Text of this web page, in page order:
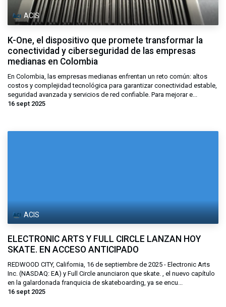
ACIS
K-One, el dispositivo que promete transformar la
conectividad y ciberseguridad de las empresas
medianas en Colombia
En Colombia, las empresas medianas enfrentan un reto común: altos
costos y complejidad tecnológica para garantizar conectividad estable,
seguridad avanzada y servicios de red confiable. Para mejorar e...
16 sept 2025
ACIS
ELECTRONIC ARTS Y FULL CIRCLE LANZAN HOY
SKATE. EN ACCESO ANTICIPADO
REDWOOD CITY, California, 16 de septiembre de 2025 - Electronic Arts
Inc. (NASDAQ: EA) y Full Circle anunciaron que skate. , el nuevo capítulo
en la galardonada franquicia de skateboarding, ya se encu...
16 sept 2025